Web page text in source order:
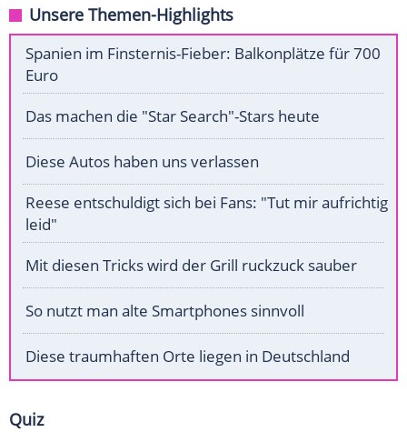
Unsere Themen-Highlights
Spanien im Finsternis-Fieber: Balkonplätze für 700
Euro
Das machen die "Star Search"-Stars heute
Diese Autos haben uns verlassen
Reese entschuldigt sich bei Fans: "Tut mir aufrichtig
leid"
Mit diesen Tricks wird der Grill ruckzuck sauber
So nutzt man alte Smartphones sinnvoll
Diese traumhaften Orte liegen in Deutschland
Quiz